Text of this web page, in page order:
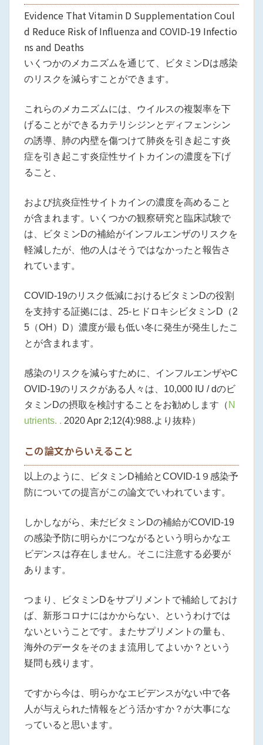
Evidence That Vitamin D Supplementation Coul
d Reduce Risk of Influenza and COVID-19 Infectio
ns and Deaths
いくつかのメカニズムを通じて、ビタミンDは感染
のリスクを減らすことができます。
これらのメカニズムには、ウイルスの複製率を下
げることができるカテリシジンとディフェンシン
の誘導、肺の内壁を傷つけて肺炎を引き起こす炎
症を引き起こす炎症性サイトカインの濃度を下げ
ること、
および抗炎症性サイトカインの濃度を高めること
が含まれます。いくつかの観察研究と臨床試験で
は、ビタミンDの補給がインフルエンザのリスクを
軽減したが、他の人はそうではなかったと報告さ
れています。
COVID-19のリスク低減におけるビタミンDの役割
を支持する証拠には、25-ヒドロキシビタミンD（2
5（OH）D）濃度が最も低い冬に発生が発生したこ
とが含まれます。
感染のリスクを減らすために、インフルエンザやC
OVID-19のリスクがある人々は、10,000 IU / dのビ
タミンDの摂取を検討することをお勧めします（ N
utrients. . 2020 Apr 2;12(4):988.より抜粋）
この論文からいえること
以上のように、ビタミンD補給とCOVID-1９感染予
防についての提言がこの論文でいわれています。
しかしながら、未だビタミンDの補給がCOVID-19
の感染予防に明らかにつながるという明らかなエ
ビデンスは存在しません。そこに注意する必要が
あります。
つまり、ビタミンDをサプリメントで補給しておけ
ば、新形コロナにはかからない、というわけでは
ないということです。またサプリメントの量も、
海外のデータをそのまま流用してよいか？という
疑問も残ります。
ですから今は、明らかなエビデンスがない中で各
人が与えられた情報をどう活かすか？が大事にな
っていると思います。